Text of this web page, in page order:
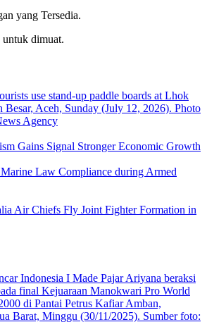
yang Tersedia.
untuk dimuat.
Gains Signal Stronger Economic Growth
Law Compliance during Armed
Air Chiefs Fly Joint Fighter Formation in